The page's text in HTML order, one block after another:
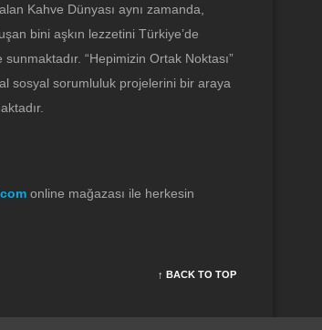
Kahve Dünyası aynı zamanda,
bini aşkın lezzetini Türkiye’de
“Hepimizin Ortak Noktası”
sosyal sorumluluk projelerini bir araya
online mağazası ile herkesin
↑ BACK TO TOP